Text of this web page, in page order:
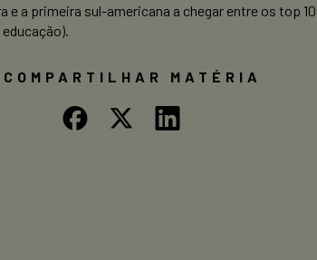
a primeira sul-americana a chegar entre os top
COMPARTILHAR MATÉRIA